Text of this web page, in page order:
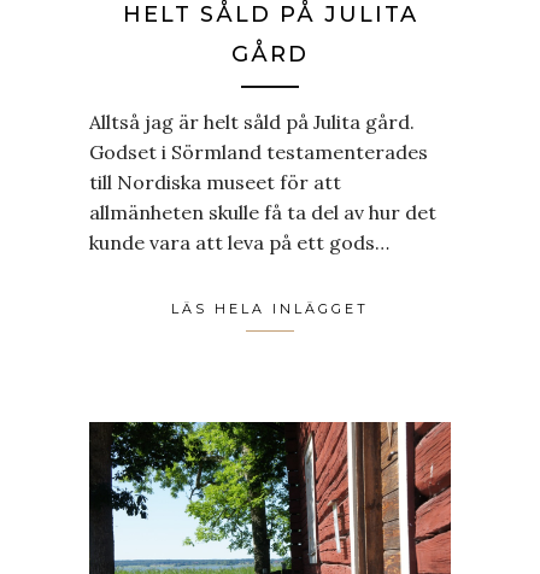
HELT SÅLD PÅ JULITA
GÅRD
Alltså jag är helt såld på Julita gård.
Godset i Sörmland testamenterades
till Nordiska museet för att
allmänheten skulle få ta del av hur det
kunde vara att leva på ett gods…
LÄS HELA INLÄGGET